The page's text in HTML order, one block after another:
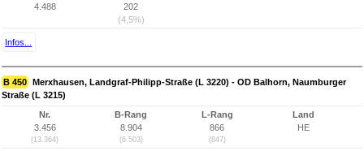
4.488
202
(4,5%)
Infos...
B 450 Merxhausen, Landgraf-Philipp-Straße (L 3220) - OD Balhorn, Naumburger
Straße (L 3215)
Nr.
3.456
(13.364)
B-Rang
8.904
(6.503)
L-Rang
866
(847)
Land
HE